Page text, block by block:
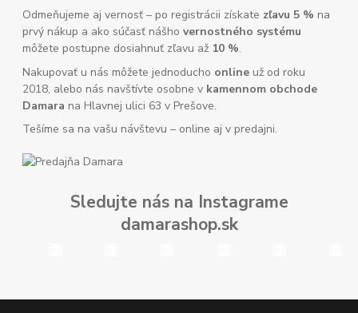
Odmeňujeme aj vernosť – po registrácii získate zľavu 5 % na
prvý nákup a ako súčasť nášhovernostného systému
môžete postupne dosiahnuť zľavu až 10 %.
Nakupovať u nás môžete jednoducho online už od roku
2018, alebo nás navštívte osobne v kamennom obchode
Damara na Hlavnej ulici 63 v Prešove.
Tešíme sa na vašu návštevu – online aj v predajni.
Sledujte nás na Instagrame
damarashop.sk